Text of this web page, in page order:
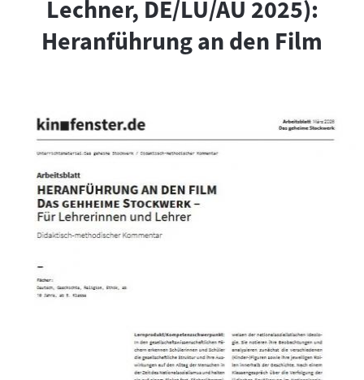
Lechner, DE/LU/AU 2025):
Heranführung an den Film